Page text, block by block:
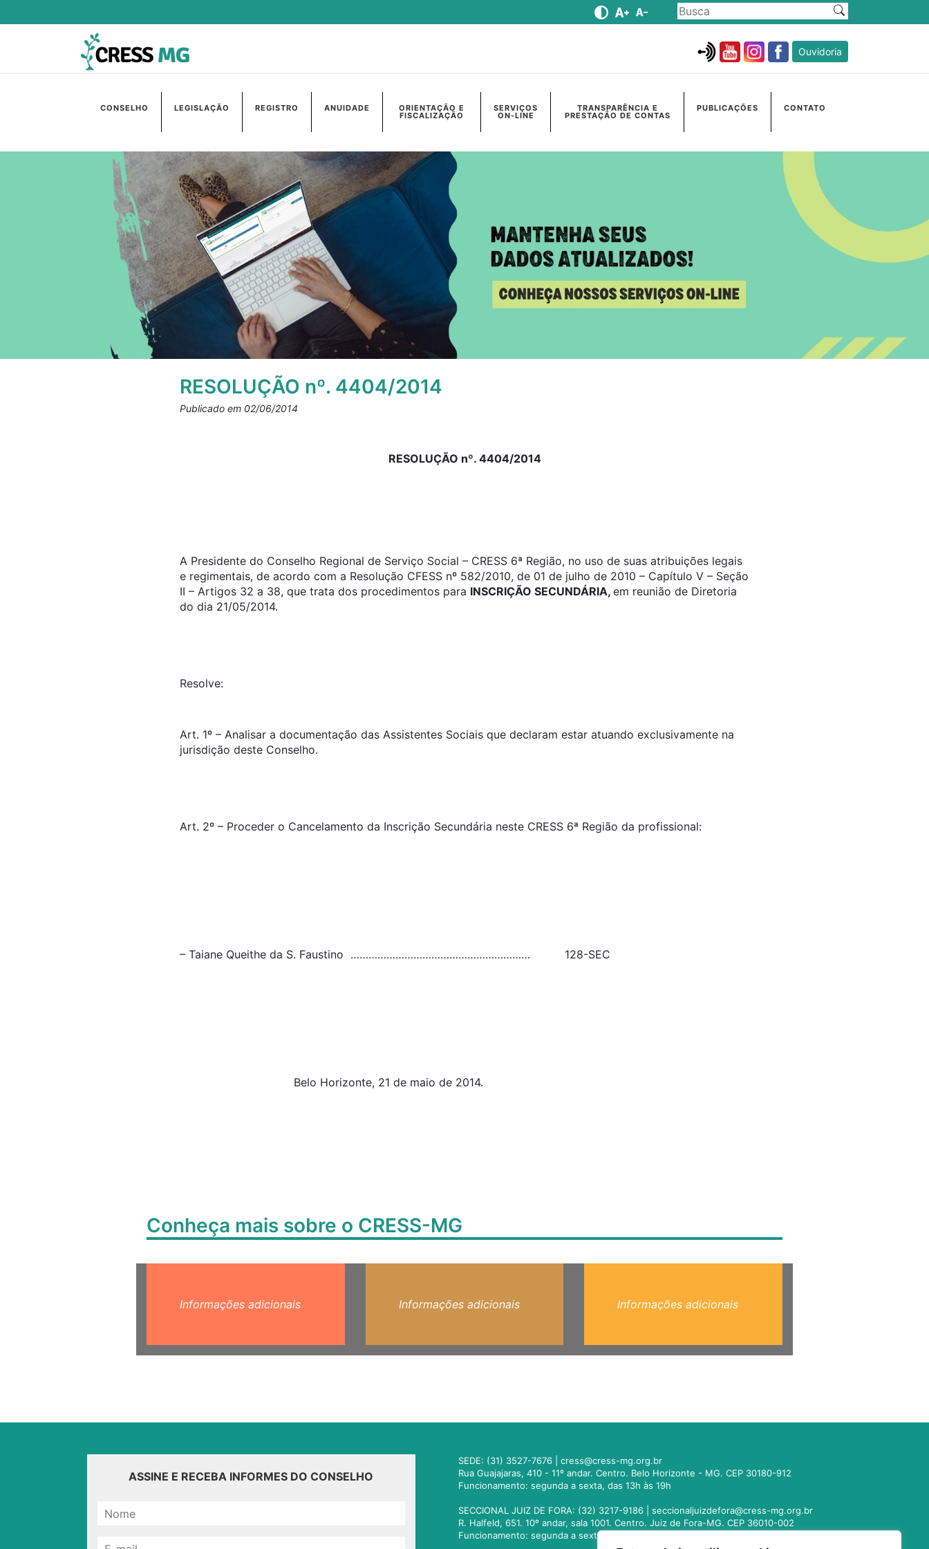
Ouvidoria
CONSELHO LEGISLAÇÃO REGISTRO ANUIDADE ORIENTAÇÃO E
FISCALIZAÇÃO
SERVIÇOS
ON-LINE
TRANSPARÊNCIA E
PRESTAÇÃO DE CONTAS
PUBLICAÇÕES CONTATO
RESOLUÇÃO nº. 4404/2014
Publicado em 02/06/2014
RESOLUÇÃO nº. 4404/2014
A Presidente do Conselho Regional de Serviço Social – CRESS 6ª Região, no uso de suas atribuições legais
e regimentais, de acordo com a Resolução CFESS nº 582/2010, de 01 de julho de 2010 – Capítulo V – Seção
II – Artigos 32 a 38, que trata dos procedimentos para INSCRIÇÃO SECUNDÁRIA, em reunião de Diretoria
do dia 21/05/2014.
Resolve:
Art. 1º – Analisar a documentação das Assistentes Sociais que declaram estar atuando exclusivamente na
jurisdição deste Conselho.
Art. 2º – Proceder o Cancelamento da Inscrição Secundária neste CRESS 6ª Região da profissional:
– Taiane Queithe da S. Faustino …………………………………………………… 128-SEC
Belo Horizonte, 21 de maio de 2014.
Conheça mais sobre o CRESS-MG
Informações adicionais Informações adicionais Informações adicionais
ASSINE E RECEBA INFORMES DO CONSELHO
SEDE: (31) 3527-7676 |cress@cress-mg.org.br
Rua Guajajaras, 410 - 11º andar. Centro. Belo Horizonte - MG. CEP 30180-912
Funcionamento: segunda a sexta, das 13h às 19h
SECCIONAL JUIZ DE FORA: (32) 3217-9186 |seccionaljuizdefora@cress-mg.org.br
R. Halfeld, 651. 10º andar, sala 1001. Centro. Juiz de Fora-MG. CEP 36010-002
Funcionamento: segunda a sexta, das 13h às 19h